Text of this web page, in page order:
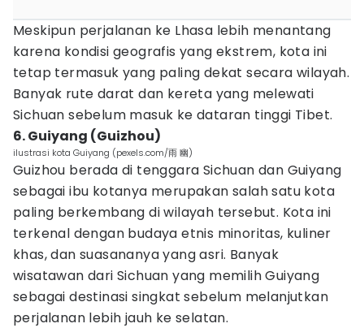
Meskipun perjalanan ke Lhasa lebih menantang
karena kondisi geografis yang ekstrem, kota ini
tetap termasuk yang paling dekat secara wilayah.
Banyak rute darat dan kereta yang melewati
Sichuan sebelum masuk ke dataran tinggi Tibet.
6. Guiyang (Guizhou)
ilustrasi kota Guiyang (pexels.com/雨 幽)
Guizhou berada di tenggara Sichuan dan Guiyang
sebagai ibu kotanya merupakan salah satu kota
paling berkembang di wilayah tersebut. Kota ini
terkenal dengan budaya etnis minoritas, kuliner
khas, dan suasananya yang asri. Banyak
wisatawan dari Sichuan yang memilih Guiyang
sebagai destinasi singkat sebelum melanjutkan
perjalanan lebih jauh ke selatan.